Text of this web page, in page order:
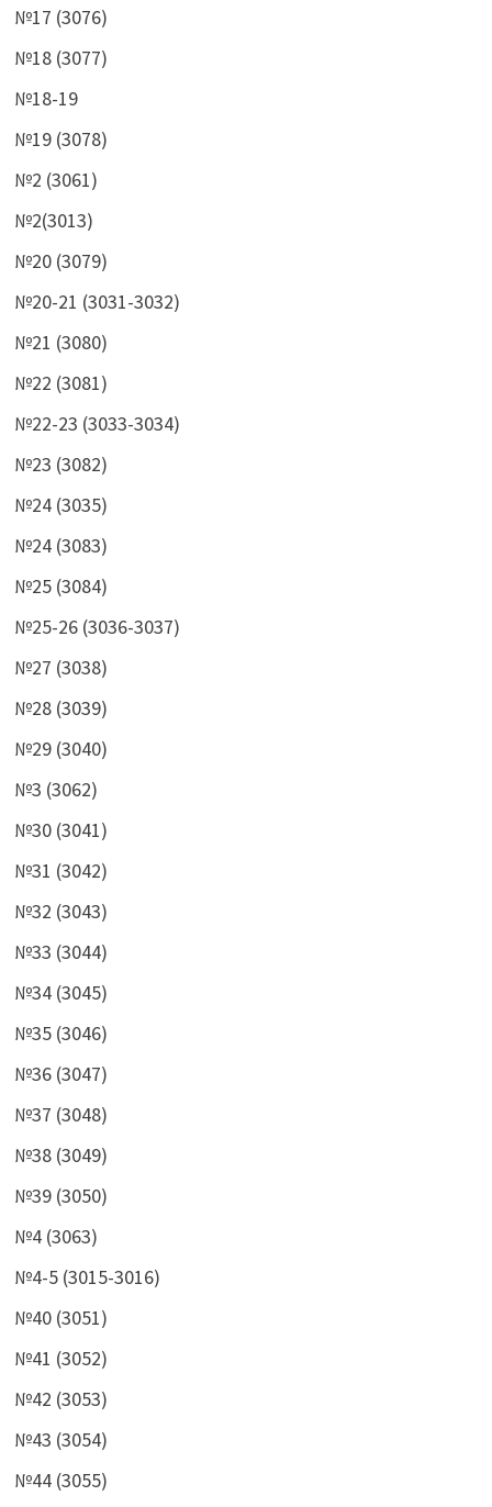
№17 (3076)
№18 (3077)
№18-19
№19 (3078)
№2 (3061)
№2(3013)
№20 (3079)
№20-21 (3031-3032)
№21 (3080)
№22 (3081)
№22-23 (3033-3034)
№23 (3082)
№24 (3035)
№24 (3083)
№25 (3084)
№25-26 (3036-3037)
№27 (3038)
№28 (3039)
№29 (3040)
№3 (3062)
№30 (3041)
№31 (3042)
№32 (3043)
№33 (3044)
№34 (3045)
№35 (3046)
№36 (3047)
№37 (3048)
№38 (3049)
№39 (3050)
№4 (3063)
№4-5 (3015-3016)
№40 (3051)
№41 (3052)
№42 (3053)
№43 (3054)
№44 (3055)